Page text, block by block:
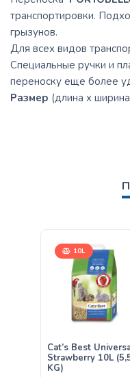
транспортировки.
грызунов.
Для всех видов
Специальные ручки и
переноску еще более
Размер (длина х
10L
Cat’s Best
Strawberry 10L
KG)